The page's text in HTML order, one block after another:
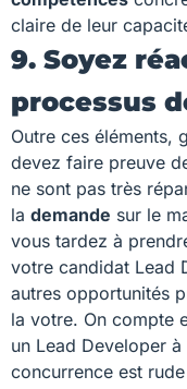
claire de leur
9. Soyez
processus
Outre ces éléments,
devez faire preuve
ne sont pas très
la demande sur le
vous tardez à
votre candidat Lead
autres opportunités
la votre. On compte
un Lead Developer à
concurrence est